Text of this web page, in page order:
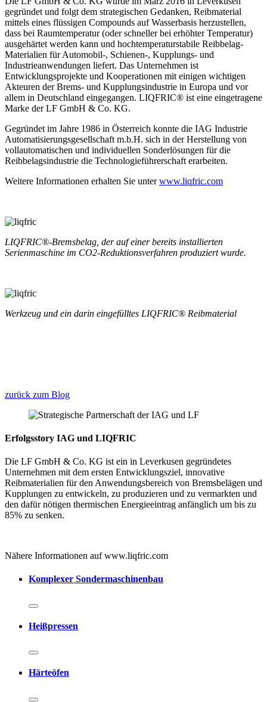
gegründet und folgt dem strategischen Gedanken, Reibmaterial
mittels eines flüssigen Compounds auf Wasserbasis herzustellen,
dass bei Raumtemperatur (oder schneller bei erhöhter Temperatur)
ausgehärtet werden kann und hochtemperaturstabile Reibbelag-
Materialien für Automobil-, Schienen-, Kupplungs- und
Industrieanwendungen liefert. Das Unternehmen ist
Entwicklungsprojekte und Kooperationen mit einigen wichtigen
Akteuren der Brems- und Kupplungsindustrie in Europa und vor
allem in Deutschland eingegangen. LIQFRIC® ist eine eingetragene
Marke der LF GmbH & Co. KG.
Gegründet im Jahre 1986 in Österreich konnte die IAG Industrie
Automatisierungsgesellschaft m.b.H. sich in der Herstellung von
vollautomatischen und individuellen Sonderlösungen für die
Reibbelagsindustrie die Technologieführerschaft erarbeiten.
Weitere Informationen erhalten Sie unterwww.liqfric.com
LIQFRIC®-Bremsbelag, der auf einer bereits installierten
Serienmaschine im CO2-Reduktionsverfahren produziert wurde.
Werkzeug und ein darin eingefülltes LIQFRIC® Reibmaterial
zurück zum Blog
Erfolgsstory IAG und LIQFRIC
Die LF GmbH & Co. KG ist ein in Leverkusen gegründetes
Unternehmen mit dem ersten Entwicklungsziel, innovative
Reibmaterialien für den Anwendungsbereich von Bremsbelägen und
Kupplungen zu entwickeln, zu produzieren und zu vermarkten und
den dafür nötigen thermischen Energieeintrag anfänglich um bis zu
85% zu senken.
Nähere Informationen auf www.liqfric.com
Komplexer Sondermaschinenbau
Heißpressen
Härteöfen